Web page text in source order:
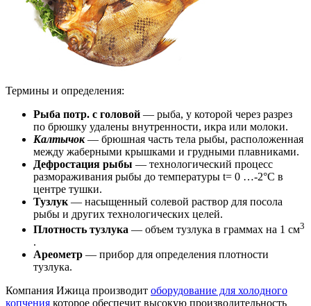
Термины и определения:
Рыба потр. с головой — рыба, у которой через разрез
по брюшку удалены внутренности, икра или молоки.
Калтычок— брюшная часть тела рыбы, расположенная
между жаберными крышками и грудными плавниками.
Дефростация рыбы — технологический процесс
размораживания рыбы до температуры t= 0 …-2°С в
центре тушки.
Тузлук — насыщенный солевой раствор для посола
рыбы и других технологических целей.
Плотность тузлука — объем тузлука в граммах на 1 см3
.
Ареометр — прибор для определения плотности
тузлука.
Компания Ижица производит оборудование для холодного
копчения которое обеспечит высокую производительность